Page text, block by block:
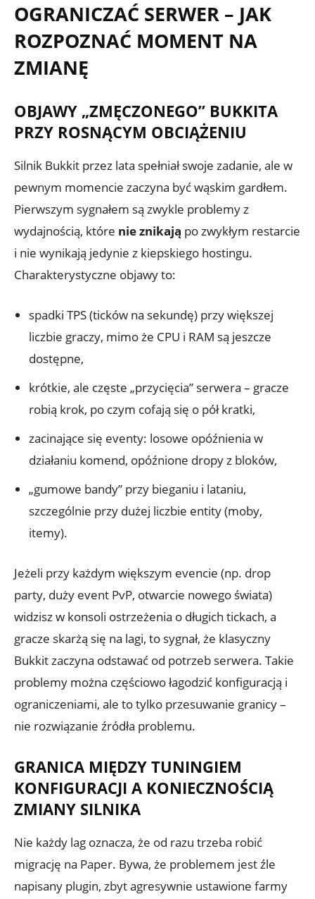
OGRANICZAĆ SERWER – JAK
ROZPOZNAĆ MOMENT NA
ZMIANĘ
OBJAWY „ZMĘCZONEGO” BUKKITA
PRZY ROSNĄCYM OBCIĄŻENIU
Silnik Bukkit przez lata spełniał swoje zadanie, ale w
pewnym momencie zaczyna być wąskim gardłem.
Pierwszym sygnałem są zwykle problemy z
wydajnością, które nie znikają po zwykłym restarcie
i nie wynikają jedynie z kiepskiego hostingu.
Charakterystyczne objawy to:
spadki TPS (ticków na sekundę) przy większej
liczbie graczy, mimo że CPU i RAM są jeszcze
dostępne,
krótkie, ale częste „przycięcia” serwera – gracze
robią krok, po czym cofają się o pół kratki,
zacinające się eventy: losowe opóźnienia w
działaniu komend, opóźnione dropy z bloków,
„gumowe bandy” przy bieganiu i lataniu,
szczególnie przy dużej liczbie entity (moby,
itemy).
Jeżeli przy każdym większym evencie (np. drop
party, duży event PvP, otwarcie nowego świata)
widzisz w konsoli ostrzeżenia o długich tickach, a
gracze skarżą się na lagi, to sygnał, że klasyczny
Bukkit zaczyna odstawać od potrzeb serwera. Takie
problemy można częściowo łagodzić konfiguracją i
ograniczeniami, ale to tylko przesuwanie granicy –
nie rozwiązanie źródła problemu.
GRANICA MIĘDZY TUNINGIEM
KONFIGURACJI A KONIECZNOŚCIĄ
ZMIANY SILNIKA
Nie każdy lag oznacza, że od razu trzeba robić
migrację na Paper. Bywa, że problemem jest źle
napisany plugin, zbyt agresywnie ustawione farmy